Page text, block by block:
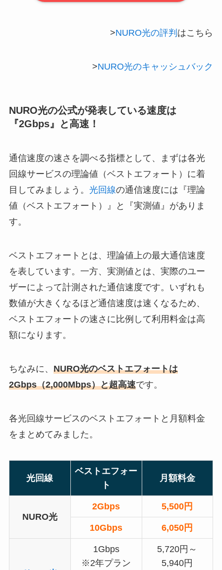
>NURO光の評判 はこちら
>NURO光のキャッシュバック
NURO光の公式が発表している速度は
『2Gbps』と高速！
通信速度の速さを調べる指標として、まずは各光
回線サービスの理論値（ベストエフォート）に着
目してみましょう。 光回線の通信速度には『理論
値（ベストエフォート）』と『実測値』がありま
す。
ベストエフォートとは、理論値上の最大通信速度
を表しています。一方、実測値とは、実際のユー
ザーによって計測された通信速度です。いずれも
数値が大きくなるほど通信速度は速くなるため、
ベストエフォートの速さに比例して利用料金は高
額になります。
ちなみに、 NURO光のベストエフォートは
2Gbps（2,000Mbps）と超高速です。
各光回線サービスのベストエフォートと月額料金
をまとめてみました。
光回線
ベストエフォー
ト
月額料金
NURO光
2Gbps 5,500円
10Gbps 6,050円
1Gbps
※2年プラン
5,720円～
5,940円